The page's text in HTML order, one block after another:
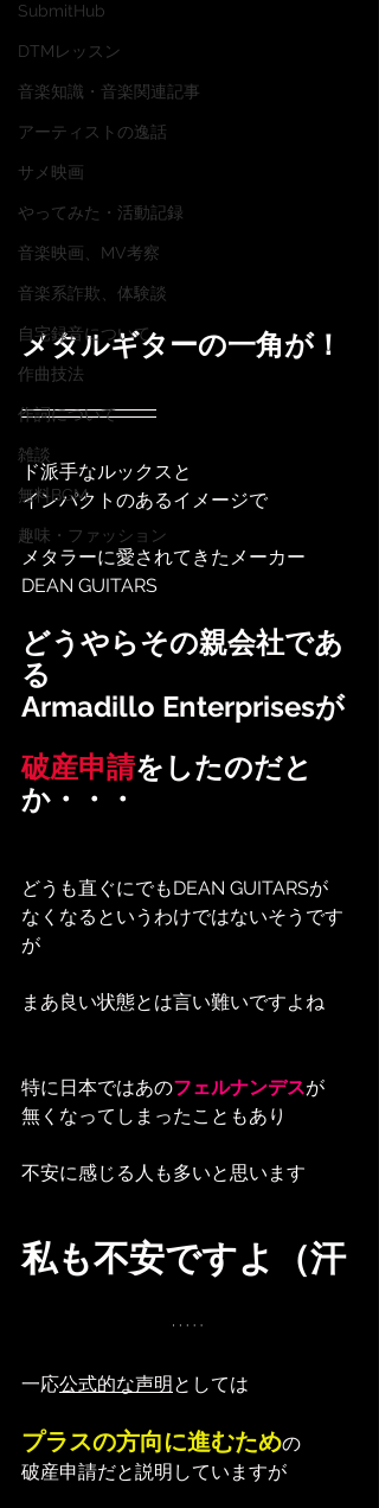
SubmitHub
DTMレッスン
音楽知識・音楽関連記事
アーティストの逸話
サメ映画
やってみた・活動記録
音楽映画、MV考察
音楽系詐欺、体験談
自宅録音について
作曲技法
作詞について
雑談
無料BGM
趣味・ファッション
メタルギターの一角が！
ド派手なルックスと
インパクトのあるイメージで
メタラーに愛されてきたメーカー
DEAN GUITARS
どうやらその親会社であ
る
Armadillo Enterprisesが
破産申請をしたのだと
か・・・
どうも直ぐにでもDEAN GUITARSが
なくなるというわけではないそうです
が
まあ良い状態とは言い難いですよね
特に日本ではあのフェルナンデスが
無くなってしまったこともあり
不安に感じる人も多いと思います
私も不安ですよ（汗
一応公式的な声明としては
プラスの方向に進むための
破産申請だと説明していますが